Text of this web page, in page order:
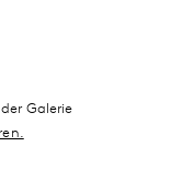
Galerie